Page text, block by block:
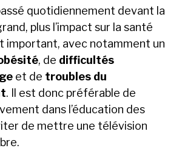
quotidiennement devant la
plus l’impact sur la santé
important, avec notamment un
, de difficultés
et de troubles du
. Il est donc préférable de
dans l’éducation des
de mettre une télévision